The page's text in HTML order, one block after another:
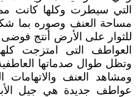
التي سيطرت وكلها كانت
مساحة العنف وصوره بما
للثوار على الأرض أنتج
العواطف التى امتزجت
وتظل طوال صدماتها العاطفية
ومشاهد العنف والاتهامات
عواطف جديدة هي جيل